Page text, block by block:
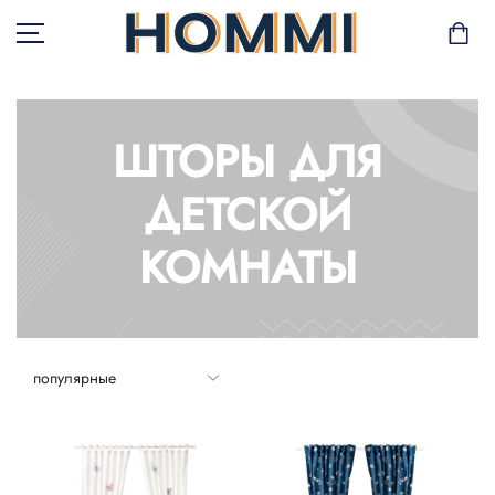
В НАЛИЧИИ
САД И БАЛКОН
ГОРШКИ И РАСТЕНИЯ
ШТОРЫ ДЛЯ
ДЕТСКОЙ
КОМНАТЫ